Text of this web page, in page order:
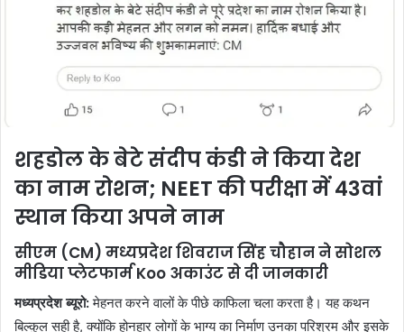
शहडोल के बेटे संदीप कंडी ने किया देश
का नाम रोशन; NEET की परीक्षा में 43वां
स्थान किया अपने नाम
सीएम (CM) मध्यप्रदेश शिवराज सिंह चौहान ने सोशल
मीडिया प्लेटफार्म Koo अकाउंट से दी जानकारी
मध्यप्रदेश ब्यूरो:मेहनत करने वालों के पीछे काफिला चला करता है। यह कथन
बिल्कुल सही है, क्योंकि होनहार लोगों के भाग्य का निर्माण उनका परिश्रम और इसके